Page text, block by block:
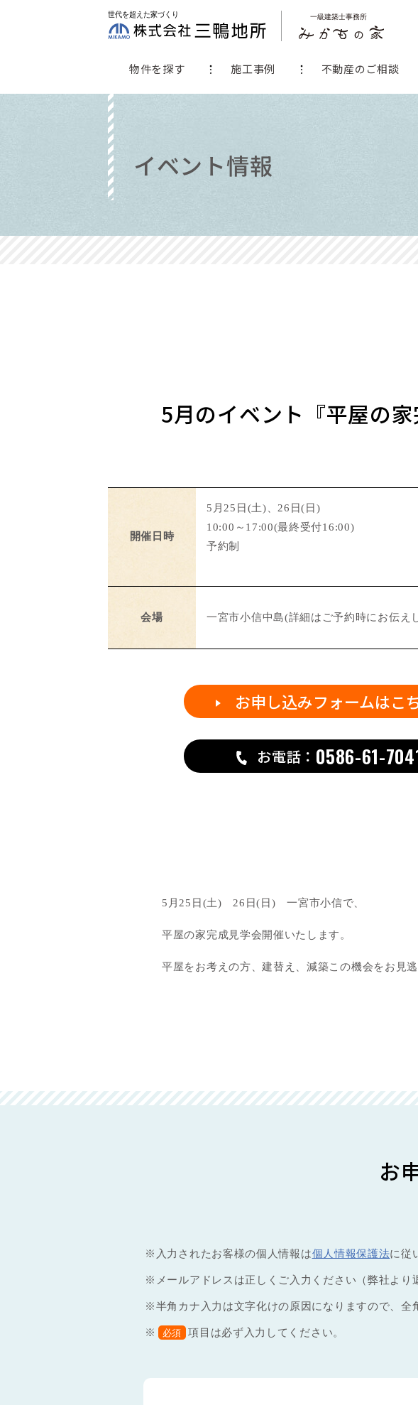
物件を探す 施工事例 不動産のご相談
イベント情報
5月のイベント『平屋の
開催日時
5月25日(土)、26日(日)
10:00～17:00(最終受付16:00)
予約制
会場 一宮市小信中島(詳細はご予約時にお伝え
お申し込みフォームはこ
お電話： 0586-61-
5月25日(土) 26日(日) 一宮市小信で、
平屋の家完成見学会開催いたします。
平屋をお考えの方、建替え、減築この機会をお見逃
お
※入力されたお客様の個人情報は個人情報保護法に従
※メールアドレスは正しくご入力ください（弊社より
※半角カナ入力は文字化けの原因になりますので、全
※ 必須 項目は必ず入力してください。